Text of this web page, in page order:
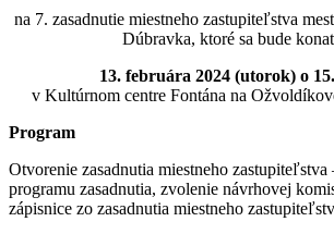
na 7. zasadnutie miestneho zastupiteľstva
Dúbravka, ktoré sa bude
13. februára 2024 (utorok) o
v Kultúrnom centre Fontána na
Program
Otvorenie zasadnutia miestneho zastupiteľstva
programu zasadnutia, zvolenie návrhovej
zápisnice zo zasadnutia miestneho